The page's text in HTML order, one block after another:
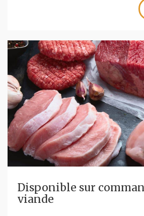
Disponible sur
viande